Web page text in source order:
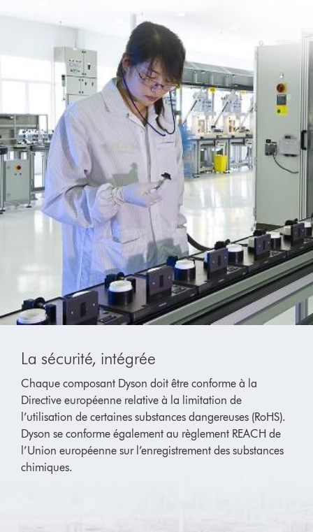
La sécurité, intégrée
Chaque composant Dyson doit être conforme à la
Directive européenne relative à la limitation de
l’utilisation de certaines substances dangereuses (RoHS).
Dyson se conforme également au règlement REACH de
l’Union européenne sur l’enregistrement des substances
chimiques.